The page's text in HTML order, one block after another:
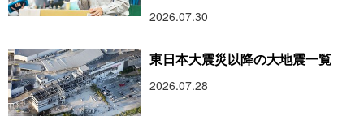
2026.07.30
東日本大震災以降の大地震一覧
2026.07.28